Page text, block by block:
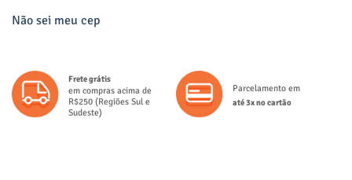
Não sei meu cep
Frete grátis
em compras acima de
R$250 (Regiões Sul e
Sudeste)
Parcelamento em
até 3x no cartão